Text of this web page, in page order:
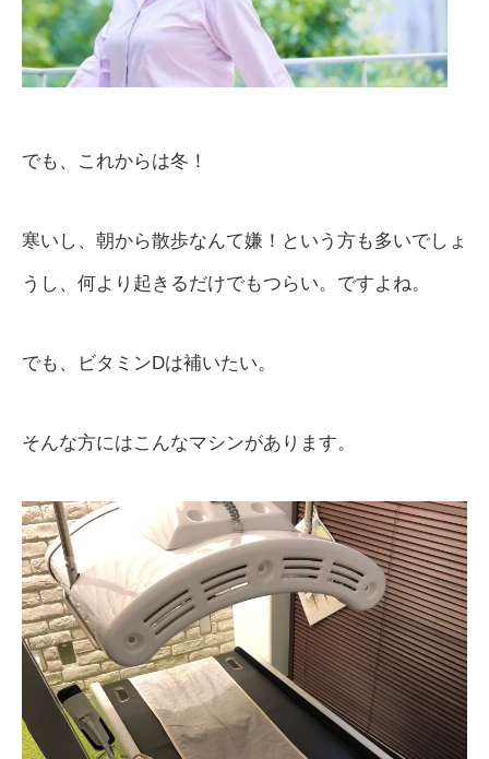
でも、これからは冬！
寒いし、朝から散歩なんて嫌！という方も多いでしょ
うし、何より起きるだけでもつらい。ですよね。
でも、ビタミンDは補いたい。
そんな方にはこんなマシンがあります。